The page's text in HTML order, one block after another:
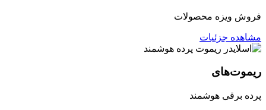
فروش ویزه محصولات
مشاهده جزئیات
ریموت‌های
پرده برقی هوشمند